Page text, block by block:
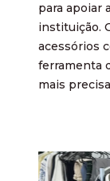
para apoiar
instituição.
acessórios
ferramenta
mais